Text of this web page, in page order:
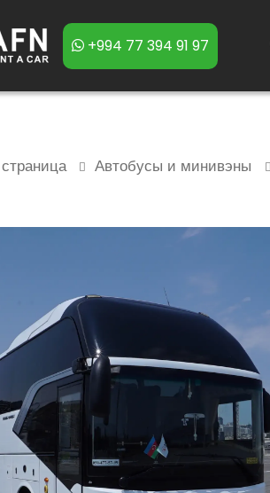
+994 77 394 91 97
Автобусы и минивэны